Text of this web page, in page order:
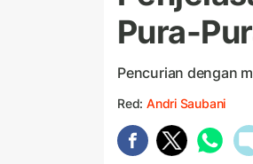
Pura-
Pencurian dengan
Red: Andri Saubani